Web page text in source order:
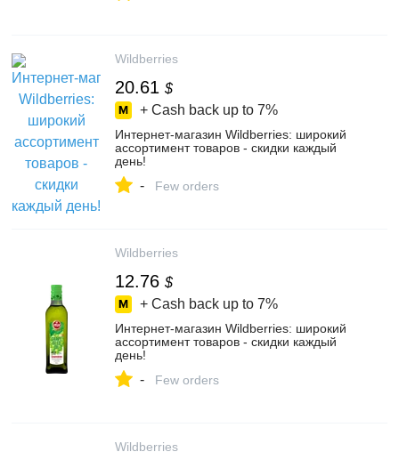
Wildberries
20.61 $
+ Cash back up to 7%
Интернет‑магазин Wildberries: широкий
ассортимент товаров - скидки каждый
день!
- Few orders
Wildberries
12.76 $
+ Cash back up to 7%
Интернет‑магазин Wildberries: широкий
ассортимент товаров - скидки каждый
день!
- Few orders
Wildberries